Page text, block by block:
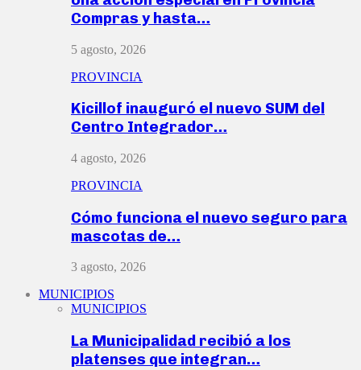
Compras y hasta…
5 agosto, 2026
PROVINCIA
Kicillof inauguró el nuevo SUM del
Centro Integrador…
4 agosto, 2026
PROVINCIA
Cómo funciona el nuevo seguro para
mascotas de…
3 agosto, 2026
MUNICIPIOS
MUNICIPIOS
La Municipalidad recibió a los
platenses que integran…